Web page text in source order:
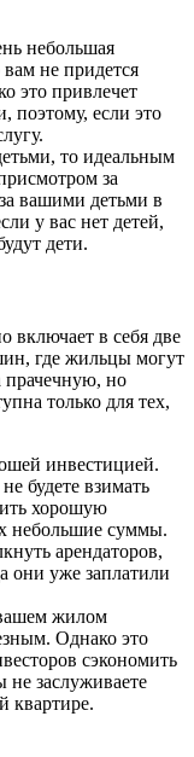
небольшая
не придется
это привлечет
поэтому, если это
то идеальным
за
вашими детьми в
у вас нет детей,
дети.
включает в себя две
где жильцы могут
прачечную, но
только для тех,
инвестицией.
будете взимать
хорошую
небольшие суммы.
арендаторов,
они уже заплатили
жилом
Однако это
сэкономить
не заслуживаете
квартире.